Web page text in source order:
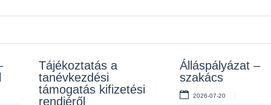
Tájékoztatás a
tanévkezdési
támogatás kifizetési
rendjéről
Álláspályázat –
szakács
2026-07-20
Rendelet kihirdetése
2026-07-10
Álláspályázat –
takarító
2026-07-06